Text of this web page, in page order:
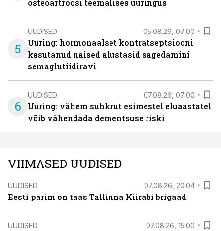
osteoartroosi teemalises uuringus
5
UUDISED 05.08.26, 07:00
Uuring: hormonaalset kontratseptsiooni
kasutanud naised alustasid sagedamini
semaglutiidiravi
6
UUDISED 07.08.26, 07:00
Uuring: vähem suhkrut esimestel eluaastatel
võib vähendada dementsuse riski
VIIMASED UUDISED
UUDISED 07.08.26, 20:04
Eesti parim on taas Tallinna Kiirabi brigaad
UUDISED 07.08.26, 15:00